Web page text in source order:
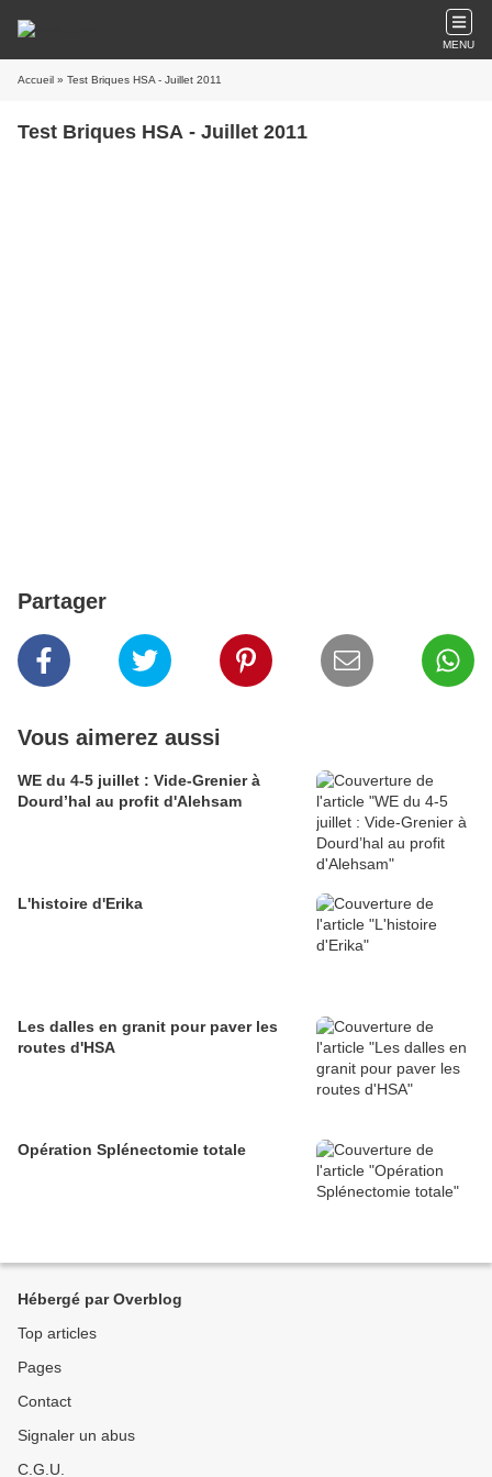
MENU
Accueil » Test Briques HSA - Juillet 2011
Test Briques HSA - Juillet 2011
Partager
Vous aimerez aussi
WE du 4-5 juillet : Vide-Grenier à
Dourd’hal au profit d'Alehsam
L'histoire d'Erika
Les dalles en granit pour paver les
routes d'HSA
Opération Splénectomie totale
Hébergé par Overblog
Top articles
Pages
Contact
Signaler un abus
C.G.U.